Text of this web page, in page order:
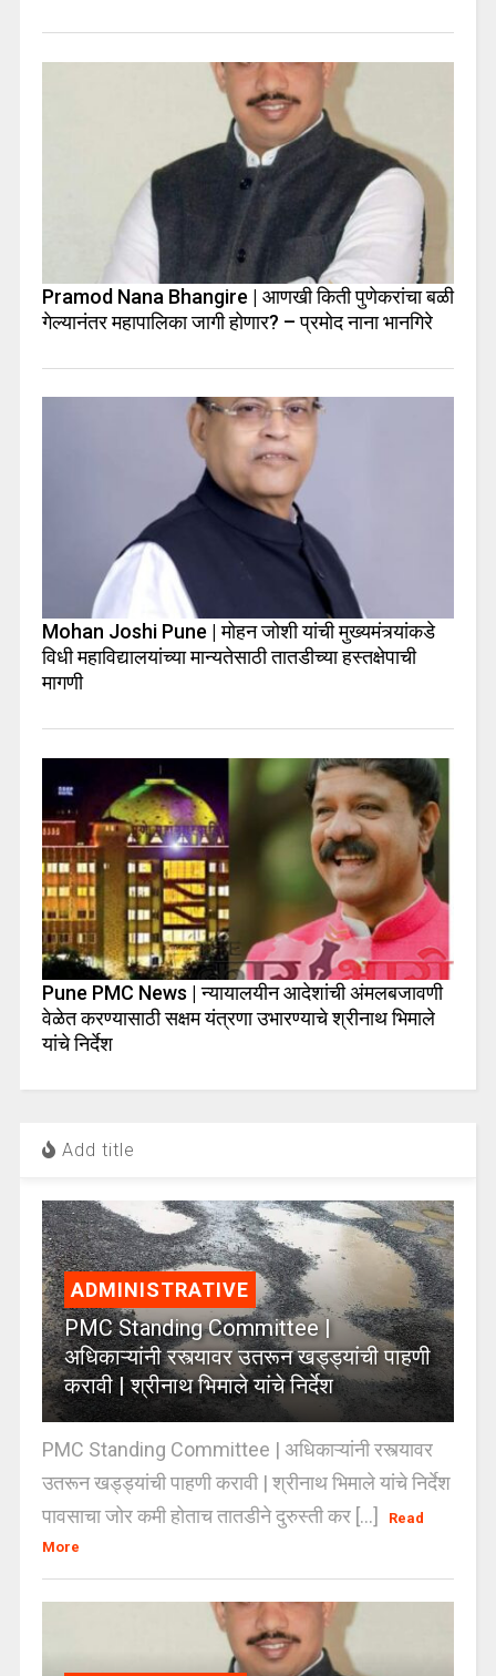
Pramod Nana Bhangire | आणखी किती पुणेकरांचा बळी
गेल्यानंतर महापालिका जागी होणार? – प्रमोद नाना भानगिरे
Mohan Joshi Pune | मोहन जोशी यांची मुख्यमंत्र्यांकडे
विधी महाविद्यालयांच्या मान्यतेसाठी तातडीच्या हस्तक्षेपाची
मागणी
Pune PMC News | न्यायालयीन आदेशांची अंमलबजावणी
वेळेत करण्यासाठी सक्षम यंत्रणा उभारण्याचे श्रीनाथ भिमाले
यांचे निर्देश
Add title
ADMINISTRATIVE
PMC Standing Committee |
अधिकाऱ्यांनी रस्त्यावर उतरून खड्ड्यांची पाहणी
करावी | श्रीनाथ भिमाले यांचे निर्देश
PMC Standing Committee | अधिकाऱ्यांनी रस्त्यावर
उतरून खड्ड्यांची पाहणी करावी | श्रीनाथ भिमाले यांचे निर्देश
पावसाचा जोर कमी होताच तातडीने दुरुस्ती कर [...]
Read
More